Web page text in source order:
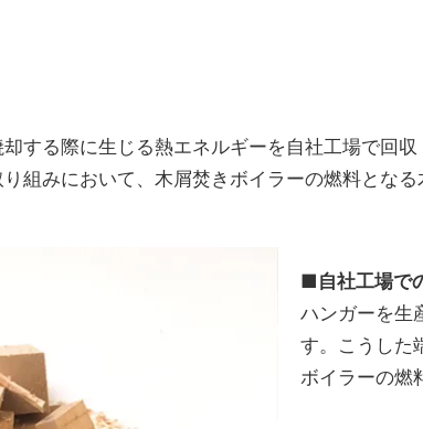
する際に生じる熱エネルギーを自社工場で回収
組みにおいて、木屑焚きボイラーの燃料とな
■自社工場で
ハンガーを生
す。こうした
ボイラーの燃